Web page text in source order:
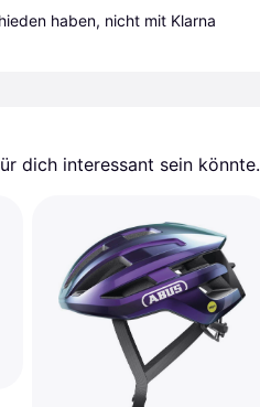
haben, nicht mit Klarna
dich interessant sein könnte.